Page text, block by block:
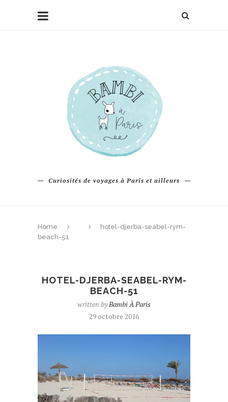
Curiosités de voyages à Paris et ailleurs
Home
hotel-djerba-seabel-rym-
beach-51
HOTEL-DJERBA-SEABEL-RYM-
BEACH-51
written byBambi À Paris
29 octobre 2016